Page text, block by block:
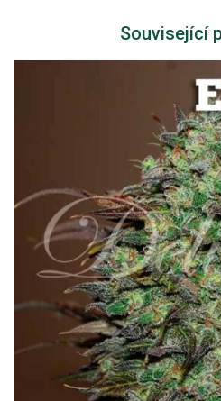
Související